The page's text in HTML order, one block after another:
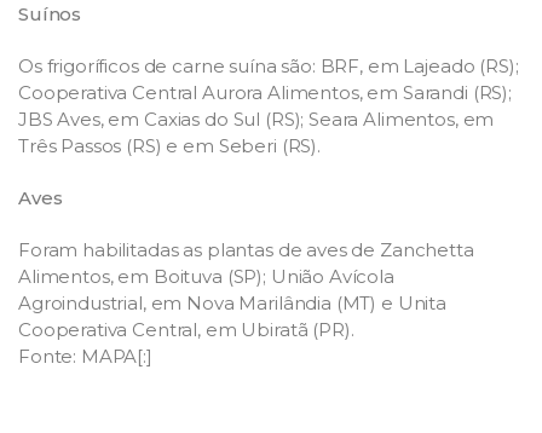
Suínos
Os frigoríficos de carne suína são: BRF, em Lajeado (RS);
Cooperativa Central Aurora Alimentos, em Sarandi (RS);
JBS Aves, em Caxias do Sul (RS); Seara Alimentos, em
Três Passos (RS) e em Seberi (RS).
Aves
Foram habilitadas as plantas de aves de Zanchetta
Alimentos, em Boituva (SP); União Avícola
Agroindustrial, em Nova Marilândia (MT) e Unita
Cooperativa Central, em Ubiratã (PR).
Fonte: MAPA[:]